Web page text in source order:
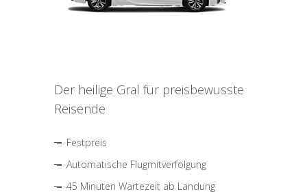
Der heilige Gral für preisbewusste
Reisende
Festpreis
Automatische Flugmitverfolgung
45 Minuten Wartezeit ab Landung